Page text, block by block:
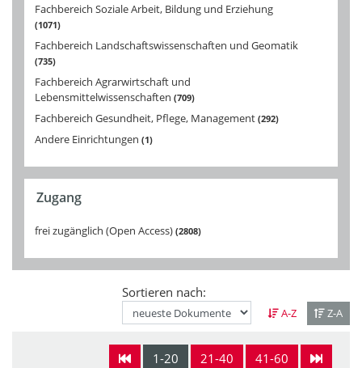
Fachbereich Soziale Arbeit, Bildung und Erziehung
1071
Fachbereich Landschaftswissenschaften und Geomatik
735
Fachbereich Agrarwirtschaft und
Lebensmittelwissenschaften 709
Fachbereich Gesundheit, Pflege, Management 292
Andere Einrichtungen 1
Zugang
frei zugänglich (Open Access) 2808
Sortieren nach:
A-Z Z-A
1-20 21-40
41-60